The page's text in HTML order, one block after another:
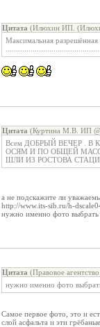
Цитата (Илюхин ИП.
Максимальная
Цитата (Куртина М.В. ИП
Всем ДОБРЫЙ ВЕЧЕР . В
ОСЯМ И ПО ОБЩЕЙ
ШЛИ ИЗ РОСТОВА
а не подскажите ли
http://www.its-sib.ru/h-
нужно именно фото выбрать
Цитата (Правовое
нужно именно фото
Самое первое фото, это и
слой асфальта и эти